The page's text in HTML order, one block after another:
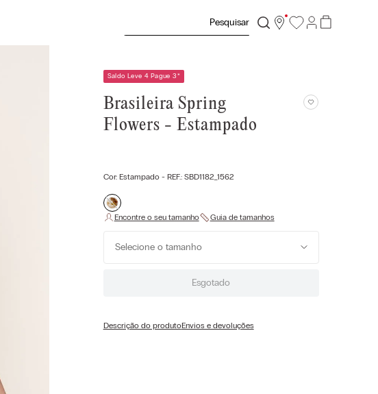
Saldo Leve 4 Pague 3*
Brasileira Spring
Flowers - Estampado
Cor: Estampado- REF.: SBD1182_1562
Selecione o tamanho
Esgotado
Descrição do produtoEnvios e devoluções